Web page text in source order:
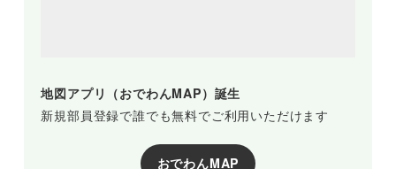
地図アプリ（おでわんMAP）誕生
新規部員登録で誰でも無料でご利用いただけます
おでわんMAP